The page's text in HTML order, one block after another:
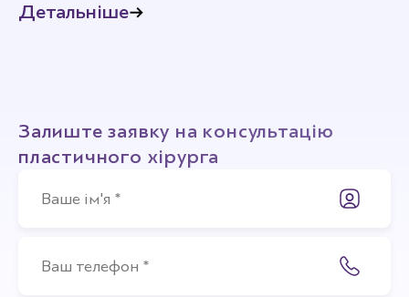
Детальніше
Залиште заявку на консультацію
пластичного хірурга